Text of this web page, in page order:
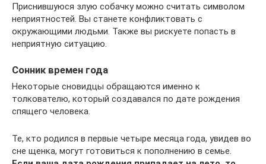
Приснившуюся злую собачку можно считать символом
неприятностей. Вы станете конфликтовать с
окружающими людьми. Также вы рискуете попасть в
неприятную ситуацию.
Сонник времен года
Некоторые сновидцы обращаются именно к
толкователю, который создавался по дате рождения
спящего человека.
Те, кто родился в первые четыре месяца года, увидев во
сне щенка, могут готовиться к пополнению в семье.